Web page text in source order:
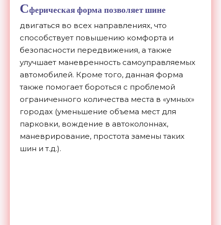
Сферическая форма позволяет шине
двигаться во всех направлениях, что
способствует повышению комфорта и
безопасности передвижения, а также
улучшает маневренность самоуправляемых
автомобилей. Кроме того, данная форма
также помогает бороться с проблемой
ограниченного количества места в «умных»
городах (уменьшение объема мест для
парковки, вождение в автоколоннах,
маневрирование, простота замены таких
шин и т.д.).